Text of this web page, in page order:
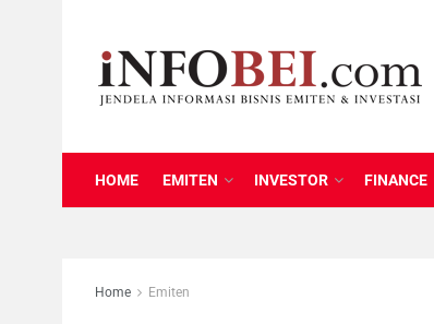
HOME EMITEN INVESTOR FINANCE
Home Emiten